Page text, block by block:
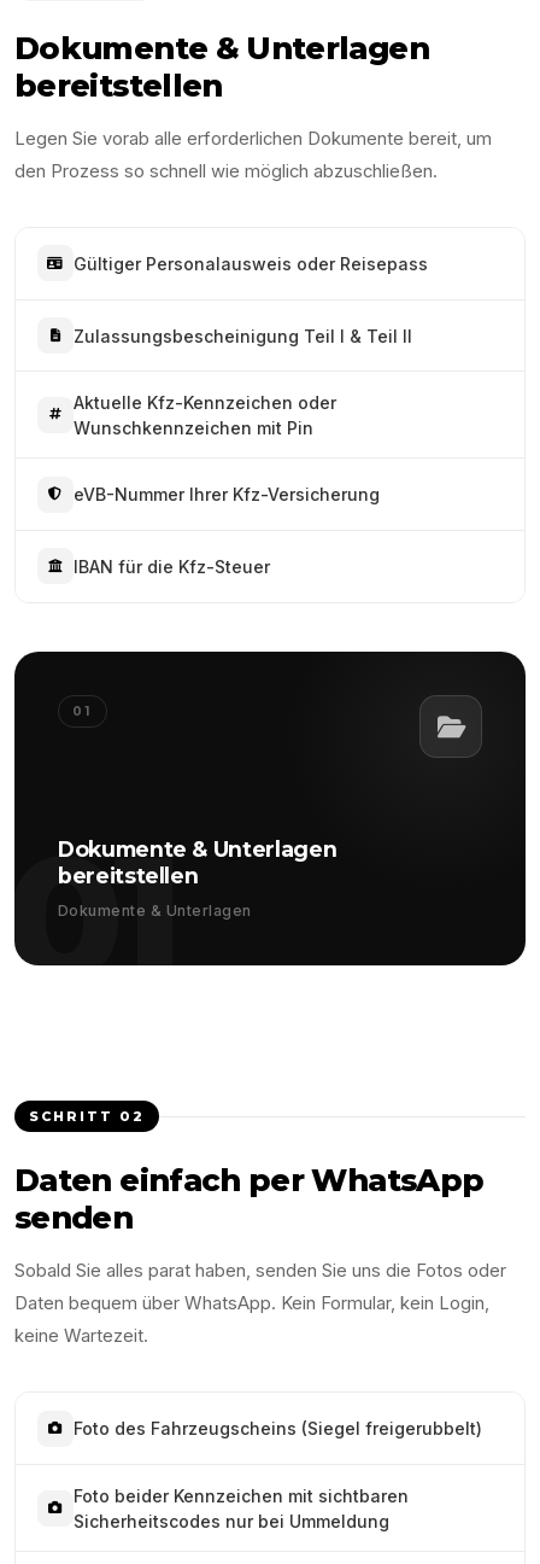
Dokumente & Unterlagen
bereitstellen
Legen Sie vorab alle erforderlichen Dokumente bereit, um
den Prozess so schnell wie möglich abzuschließen.
Gültiger Personalausweis oder Reisepass
Zulassungsbescheinigung Teil I & Teil II
Aktuelle Kfz-Kennzeichen oder
Wunschkennzeichen mit Pin
eVB-Nummer Ihrer Kfz-Versicherung
IBAN für die Kfz-Steuer
01
01
Dokumente & Unterlagen
bereitstellen
Dokumente & Unterlagen
SCHRITT 02
Daten einfach per WhatsApp
senden
Sobald Sie alles parat haben, senden Sie uns die Fotos oder
Daten bequem über WhatsApp. Kein Formular, kein Login,
keine Wartezeit.
Foto des Fahrzeugscheins (Siegel freigerubbelt)
Foto beider Kennzeichen mit sichtbaren
Sicherheitscodes nur bei Ummeldung